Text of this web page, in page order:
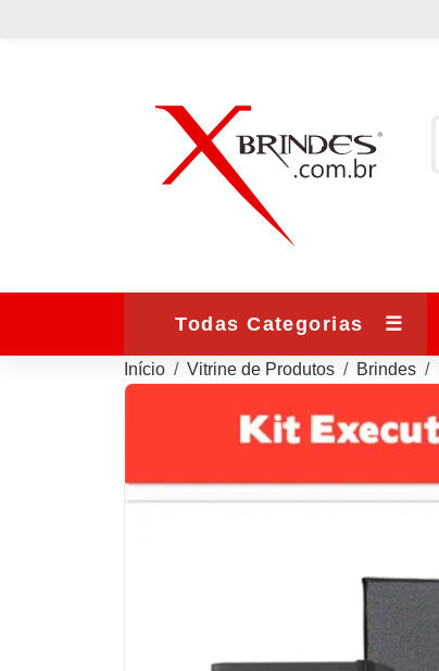
Todas Categorias ☰
Início Vitrine de Produtos Brindes